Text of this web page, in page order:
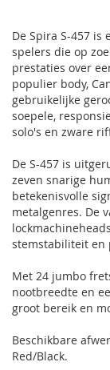
De Spira S-457
spelers die op
prestaties over
populier body,
gebruikelijke
soepele,
solo's en zware
De S-457 is
zeven snarige
betekenisvolle
metalgenres. De
stemstabiliteit en
Met 24 jumbo
nootbreedte en
groot bereik en
Beschikbare
Red/Black.